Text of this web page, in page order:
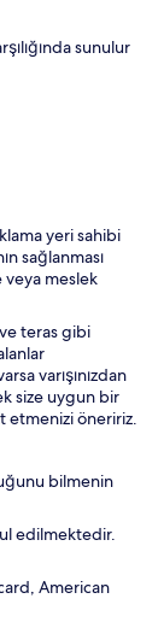
sunulur
yeri sahibi
sağlanması
meslek
teras gibi
varışınızdan
size uygun bir
etmenizi öneririz.
bilmenin
edilmektedir.
American